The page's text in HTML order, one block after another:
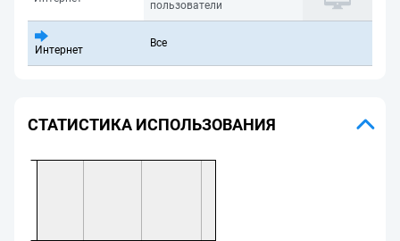
пользователи
Интернет
Все
СТАТИСТИКА ИСПОЛЬЗОВАНИЯ